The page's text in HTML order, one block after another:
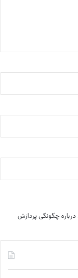
درباره چگونگی پردازش